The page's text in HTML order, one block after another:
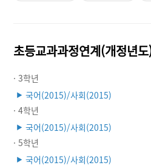
초등교과과정연계(개정년
· 3학년
▶ 국어(2015)/사회(2015)
· 4학년
▶ 국어(2015)/사회(2015)
· 5학년
▶ 국어(2015)/사회(2015)